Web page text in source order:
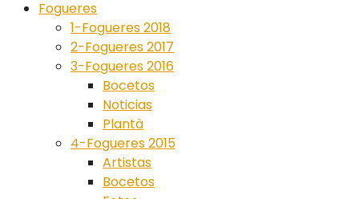
Fogueres
1-Fogueres 2018
2-Fogueres 2017
3-Fogueres 2016
Bocetos
Noticias
Plantà
4-Fogueres 2015
Artistas
Bocetos